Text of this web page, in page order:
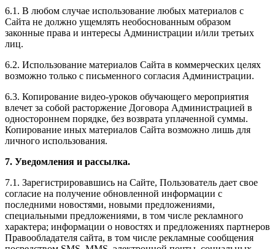
6.1. В любом случае использование любых материалов с
Сайта не должно ущемлять необоснованным образом
законные права и интересы Администрации и/или третьих
лиц.
6.2. Использование материалов Сайта в коммерческих целях
возможно только с письменного согласия Администрации.
6.3. Копирование видео-уроков обучающего мероприятия
влечет за собой расторжение Договора Администрацией в
одностороннем порядке, без возврата уплаченной суммы.
Копирование иных материалов Сайта возможно лишь для
личного использования.
7. Уведомления и рассылка.
7.1. Зарегистрировавшись на Сайте, Пользователь дает свое
согласие на получение обновленной информации с
последними новостями, новыми предложениями,
специальными предложениями, в том числе рекламного
характера; информации о новостях и предложениях партнеров
Правообладателя сайта, в том числе рекламные сообщения